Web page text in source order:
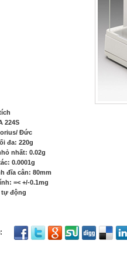
224S
Đức
đa: 220g
nhất: 0.02g
0.0001g
đĩa cân: 80mm
=< +/-0.1mg
tự động